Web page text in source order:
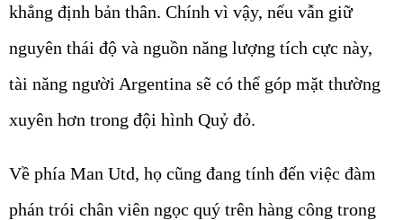
khẳng định bản thân. Chính vì vậy, nếu vẫn giữ
nguyên thái độ và nguồn năng lượng tích cực này,
tài năng người Argentina sẽ có thể góp mặt thường
xuyên hơn trong đội hình Quỷ đỏ.
Về phía Man Utd, họ cũng đang tính đến việc đàm
phán trói chân viên ngọc quý trên hàng công trong